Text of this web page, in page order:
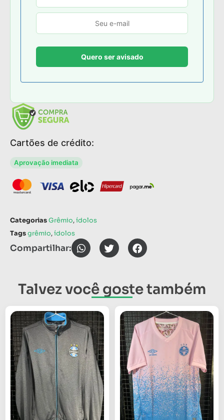
Cartões de crédito:
Aprovação imediata
CategoriasGrêmio,ídolos
Tagsgrêmio,ídolos
Compartilhar:
Talvez você goste também